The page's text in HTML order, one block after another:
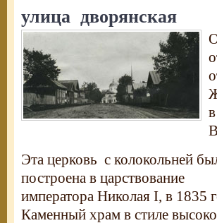
улица дворянская
Эта церковь с колокольней
построена в царствование
императора Николая I, в 1835
Каменный храм в стиле